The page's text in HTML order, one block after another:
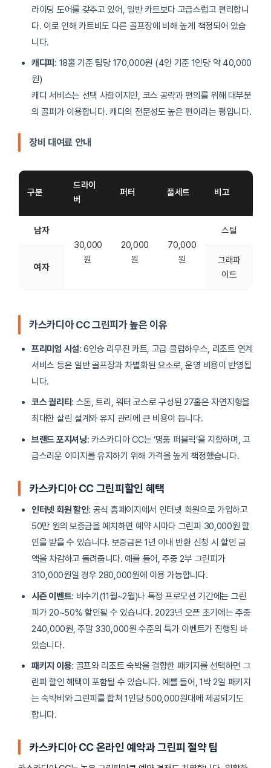
라이딩 도어를 갖추고 있어, 일반 카트보다 고급스럽고 편리합니
다. 이로 인해 카트비도 다른 골프장에 비해 높게 책정되어 있습
니다.
캐디피 : 18홀 기준 팀당 170,000원 (4인 기준 1인당 약 40,000
원)
캐디 서비스는 선택 사항이지만, 코스 공략과 편의를 위해 대부분
의 골퍼가 이용합니다. 캐디의 전문성도 높은 편이라는 평입니다.
장비 대여료 안내
구분
드라이
버
퍼터 풀세트 비고
남자
30,000
원
20,000
원
70,000
원
스틸
여자
그래파
이트
카스카디아 CC 그린피가 높은 이유
프리미엄 시설: 6인승 리무진 카트, 고급 클럽하우스, 리조트 연계
서비스 등은 일반 골프장과 차별화된 요소로, 운영 비용이 반영됩
니다.
코스 퀄리티 : 스톤, 트리, 워터 코스로 구성된 27홀은 자연지형을
최대한 살린 설계와 유지 관리에 큰 비용이 듭니다.
브랜드 포지셔닝: 카스카디아 CC는 ‘명품 퍼블릭’을 지향하며, 고
급스러운 이미지를 유지하기 위해 가격을 높게 책정했습니다.
카스카디아 CC 그린피할인 혜택
인터넷 회원 할인: 공식 홈페이지에서 인터넷 회원으로 가입하고
50만 원의 보증금을 예치하면 예약 시마다 그린피 30,000원 할
인을 받을 수 있습니다. 보증금은 1년 이내 반환 신청 시 할인 금
액을 차감하고 돌려줍니다. 예를 들어, 주중 2부 그린피가
310,000원일 경우 280,000원에 이용 가능합니다.
시즌 이벤트: 비수기(11월~2월)나 특정 프로모션 기간에는 그린
피가 20~50% 할인될 수 있습니다. 2023년 오픈 초기에는 주중
240,000원, 주말 330,000원 수준의 특가 이벤트가 진행된 바
있습니다.
패키지 이용: 골프와 리조트 숙박을 결합한 패키지를 선택하면 그
린피 할인 혜택이 포함될 수 있습니다. 예를 들어, 1박 2일 패키지
는 숙박비와 그린피를 합쳐 1인당 500,000원대에 제공되기도
합니다.
카스카디아 CC 온라인 예약과 그린피 절약 팁